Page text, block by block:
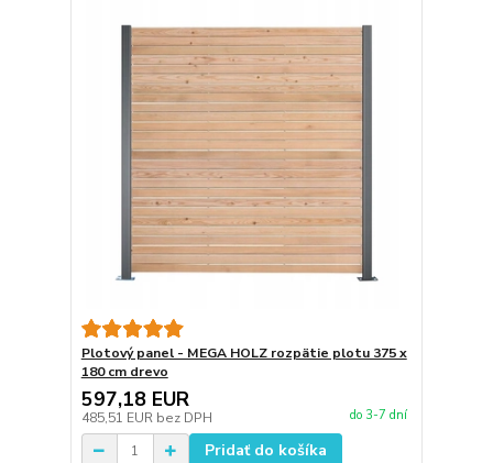
Plotový panel - MEGA HOLZ rozpätie plotu 375 x
180 cm drevo
597,18 EUR
485,51 EUR bez DPH do 3-7 dní
Pridať do košíka